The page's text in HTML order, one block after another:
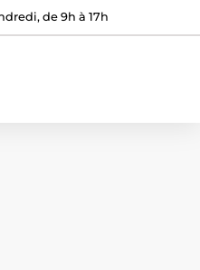
de 9h à 17h